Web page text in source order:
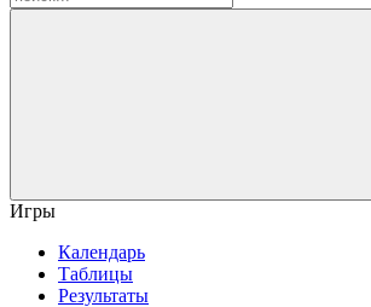
Игры
Календарь
Таблицы
Результаты